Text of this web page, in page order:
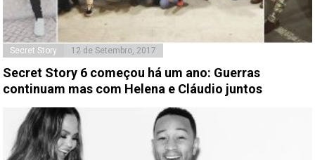
Secret Story 12 de Setembro, 2017
Secret Story 6 começou há um ano: Guerras
continuam mas com Helena e Cláudio juntos